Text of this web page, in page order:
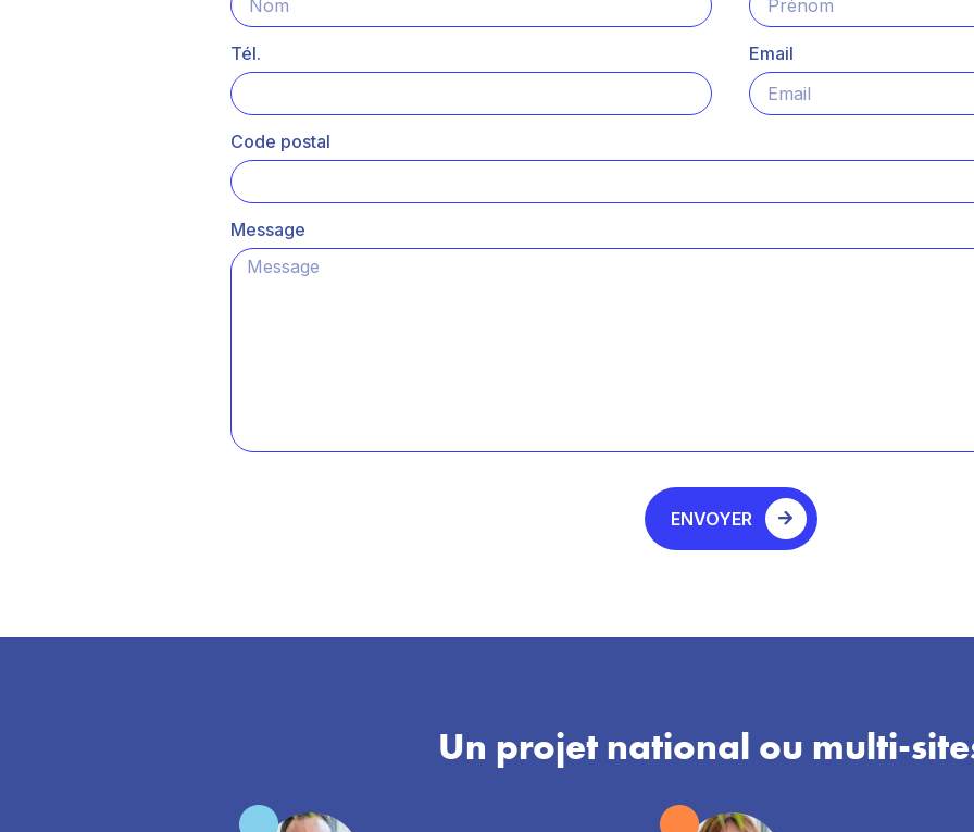
Tél. Email
Code postal
Message
ENVOYER
Un projet national ou multi-